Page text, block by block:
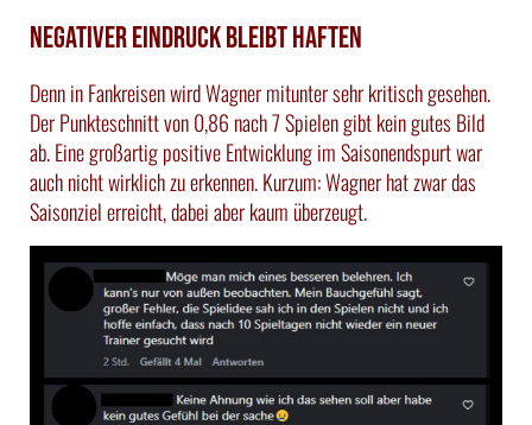
Negativer Eindruck bleibt haften
Denn in Fankreisen wird Wagner mitunter sehr kritisch gesehen.
Der Punkteschnitt von 0,86 nach 7 Spielen gibt kein gutes Bild
ab. Eine großartig positive Entwicklung im Saisonendspurt war
auch nicht wirklich zu erkennen. Kurzum: Wagner hat zwar das
Saisonziel erreicht, dabei aber kaum überzeugt.